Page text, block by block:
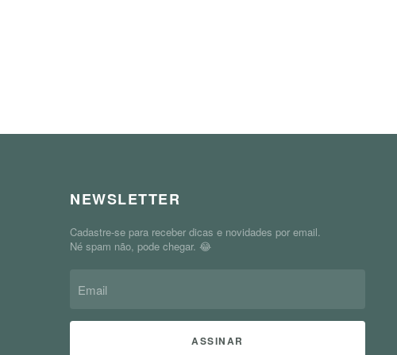
NEWSLETTER
Cadastre-se para receber dicas e novidades por email.
Né spam não, pode chegar. 😂
ASSINAR